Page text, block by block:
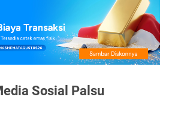
Sosial Palsu